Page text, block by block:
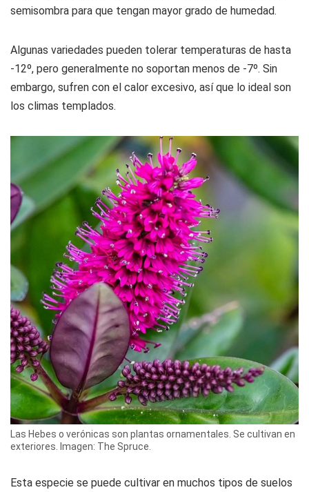
semisombra para que tengan mayor grado de humedad.
Algunas variedades pueden tolerar temperaturas de hasta
-12º, pero generalmente no soportan menos de -7º. Sin
embargo, sufren con el calor excesivo, así que lo ideal son
los climas templados.
Las Hebes o verónicas son plantas ornamentales. Se cultivan en
exteriores. Imagen: The Spruce.
Esta especie se puede cultivar en muchos tipos de suelos